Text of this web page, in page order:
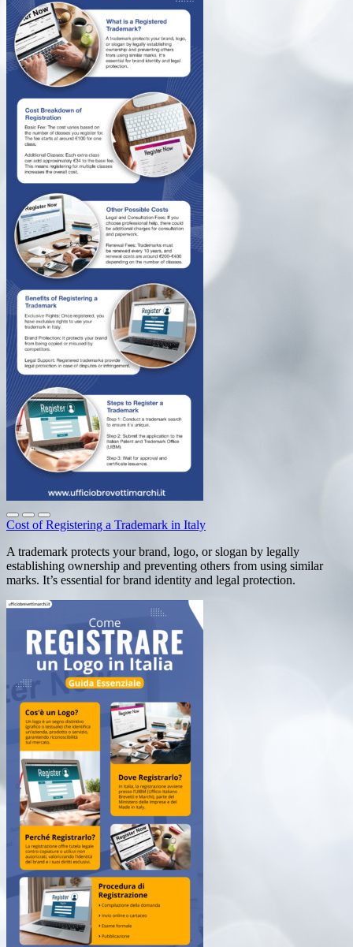
Cost of Registering a Trademark in Italy
A trademark protects your brand, logo, or slogan by legally
establishing ownership and preventing others from using similar
marks. It’s essential for brand identity and legal protection.